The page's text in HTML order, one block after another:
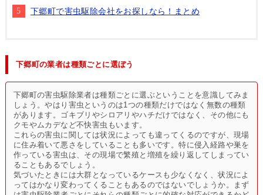
下郷町で害虫駆除会社をお探しなら！まとめ
下郷町の業者は種類ごとに選ぼう
下郷町の害虫駆除業者は種類ごとに選ぶということを意識してみま
しょう。やはり害虫というのは1つの種類だけではなく無数の種類
があります。ゴキブリやシロアリやハチだけではなく、その他にも
クモやムカデなど不快害虫もいます。
これらの害虫に関しては状況によっても違ってくるのですが、現場
に住み着いて悪さをしていることも多いです。特に侵入経路や巣を
作っている害虫は、その現場で繁殖と増殖を繰り返してしまってい
ることもあるでしょう。
気づいたときには大群となっているケースも少なくなく、状況によ
ってはかなり変わってくることもあるのではないでしょうか。まず